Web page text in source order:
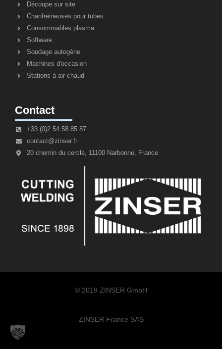
Découpe sur site
Chanfreineuses pour tubes
Consommables plasma
Software
Soudage autogène
Machines d'occasion
Stations à air chaud
Contact
+33 (0)2 54 58 85 87
contact@zinser.fr
20 chemin du cercle, 11100 Narbonne, France
© 2019 ZINSER GmbH
ZINSER France SAS